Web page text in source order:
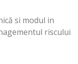
si modul in
riscului